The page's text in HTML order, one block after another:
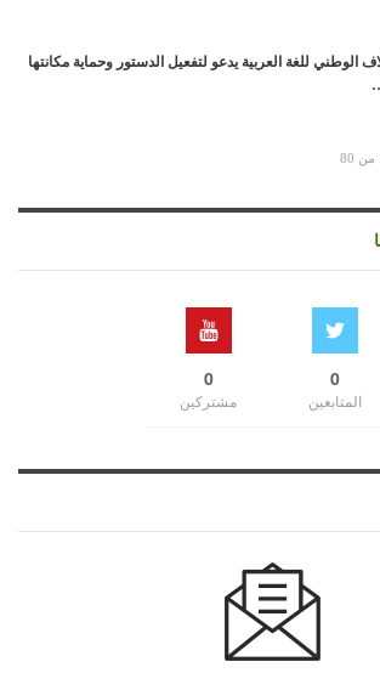
الوطني للغة العربية يدعو لتفعيل الدستور وحماية مكانتها
0
المتابعين
0
مشتركين